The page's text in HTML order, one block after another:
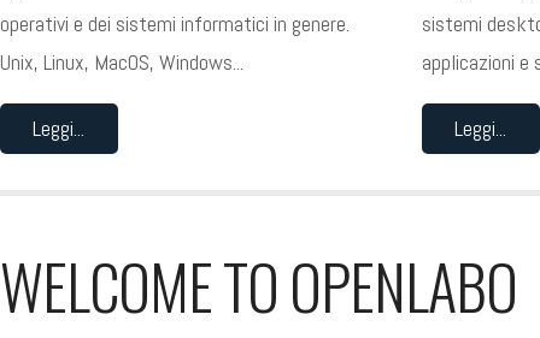
operativi e dei sistemi informatici in genere.
Unix, Linux, MacOS, Windows...
Leggi...
sistemi
applicazioni e
Leggi...
WELCOME TO OPENLABO